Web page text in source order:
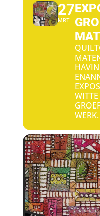
27
MRT
WERK.